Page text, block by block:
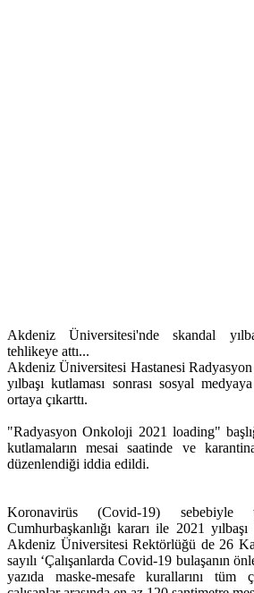
Akdeniz Üniversitesi'nde skandal
tehlikeye attı...
Akdeniz Üniversitesi Hastanesi Radyasyon
yılbaşı kutlaması sonrası sosyal
ortaya çıkarttı.
"Radyasyon Onkoloji 2021 loading"
kutlamaların mesai saatinde ve
düzenlendiği iddia edildi.
Koronavirüs (Covid-19)
Cumhurbaşkanlığı kararı ile 2021 yılbaşı
Akdeniz Üniversitesi Rektörlüğü de 26
sayılı ‘Çalışanlarda Covid-19 bulaşanın
yazıda maske-mesafe kurallarını tüm